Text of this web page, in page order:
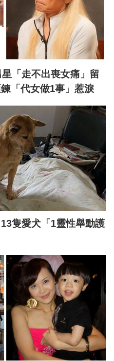
「走不出喪女痛」留
「代女做1事」惹淚
隻愛犬「1靈性舉動護